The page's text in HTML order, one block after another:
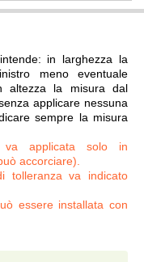
in larghezza la
meno eventuale
altezza la misura dal
applicare nessuna
sempre la misura
va applicata solo in
accorciare).
tolleranza va indicato
essere installata con